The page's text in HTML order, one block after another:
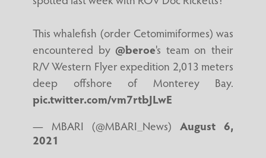
This whalefish (order Cetomimiformes) was
encountered by @beroe's team on their
R/V Western Flyer expedition 2,013 meters
deep offshore of Monterey Bay.
pic.twitter.com/vm7rtbJLwE
— MBARI (@MBARI_News) August 6,
2021